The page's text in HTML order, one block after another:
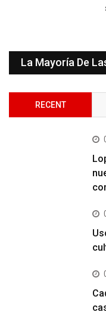
La Mayoría De
RECENT